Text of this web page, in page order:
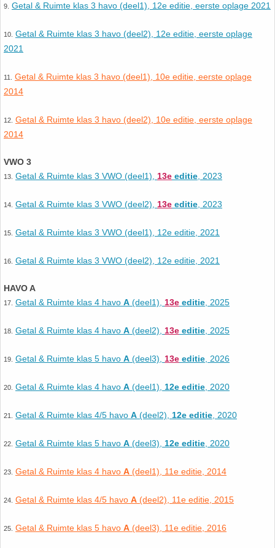
9. Getal & Ruimte klas 3 havo (deel1), 12e editie, eerste oplage 2021
10. Getal & Ruimte klas 3 havo (deel2), 12e editie, eerste oplage
2021
11.
Getal & Ruimte klas 3 havo (deel1), 10e editie, eerste oplage
2014
12. Getal & Ruimte klas 3 havo (deel2), 10e editie, eerste oplage
2014
VWO 3
13. Getal & Ruimte klas 3 VWO (deel1), 13e editie , 2023
14. Getal & Ruimte klas 3 VWO (deel2), 13e editie , 2023
15. Getal & Ruimte klas 3 VWO (deel1), 12e editie, 2021
16. Getal & Ruimte klas 3 VWO (deel2), 12e editie, 2021
HAVO A
17. Getal & Ruimte klas 4 havo A (deel1), 13e editie , 2025
18. Getal & Ruimte klas 4 havo A (deel2), 13e editie , 2025
19. Getal & Ruimte klas 5 havo A (deel3), 13e editie , 2026
20. Getal & Ruimte klas 4 havo A (deel1), 12e editie , 2020
21. Getal & Ruimte klas 4/5 havo A (deel2), 12e editie , 2020
22. Getal & Ruimte klas 5 havo A (deel3), 12e editie , 2020
23. Getal & Ruimte klas 4 havo A (deel1), 11e editie, 2014
24. Getal & Ruimte klas 4/5 havo A (deel2), 11e editie, 2015
25. Getal & Ruimte klas 5 havo A (deel3), 11e editie, 2016
HAVO 5B - Hoofdstuk 8 - Goniometrie
HAVO 5B - Hoofdstuk 9 - Exponentiële verbanden
VWO
18. Matrices
19. Omtrek cirkel
21. Oppervlakte cirkel
25. Oppervlakte trapezium
26. Pi
32. Standaarddeviatie